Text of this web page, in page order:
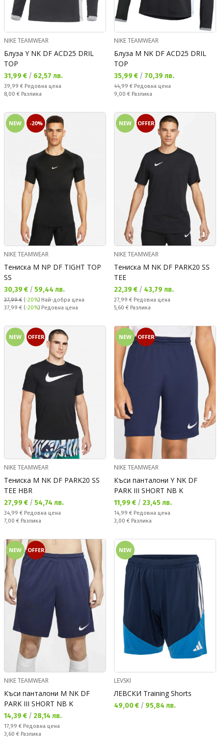
NIKE TEAMWEAR
Блуза Y NK DF ACD25 DRIL
TOP
Текуща цена:
31,99 € / 62,57 лв.
Редовна цена:
39,99 € Редовна цена
Спестявате:
8,00 € Разлика
NIKE TEAMWEAR
Блуза M NK DF ACD25 DRIL
TOP
Текуща цена:
35,99 € / 70,39 лв.
Редовна цена:
44,99 € Редовна цена
Спестявате:
9,00 € Разлика
NEW -20%
NIKE TEAMWEAR
Тениска M NP DF TIGHT TOP
SS
Текуща цена:
30,39 € / 59,44 лв.
37,99 € (-20%) Най-добра цена
Редовна цена:
37,99 € (-20%) Редовна цена
NEW OFFER
NIKE TEAMWEAR
Тениска M NK DF PARK20 SS
TEE
Текуща цена:
22,39 € / 43,79 лв.
Редовна цена:
27,99 € Редовна цена
Спестявате:
5,60 € Разлика
NEW OFFER
NIKE TEAMWEAR
Тениска M NK DF PARK20 SS
TEE HBR
Текуща цена:
27,99 € / 54,74 лв.
Редовна цена:
34,99 € Редовна цена
Спестявате:
7,00 € Разлика
NEW OFFER
NIKE TEAMWEAR
Къси панталони Y NK DF
PARK III SHORT NB K
Текуща цена:
11,99 € / 23,45 лв.
Редовна цена:
14,99 € Редовна цена
Спестявате:
3,00 € Разлика
NEW OFFER
NIKE TEAMWEAR
Къси панталони M NK DF
PARK III SHORT NB K
Текуща цена:
14,39 € / 28,14 лв.
Редовна цена:
17,99 € Редовна цена
Спестявате:
3,60 € Разлика
NEW
LEVSKI
ЛЕВСКИ Training Shorts
Текуща цена:
49,00 € / 95,84 лв.